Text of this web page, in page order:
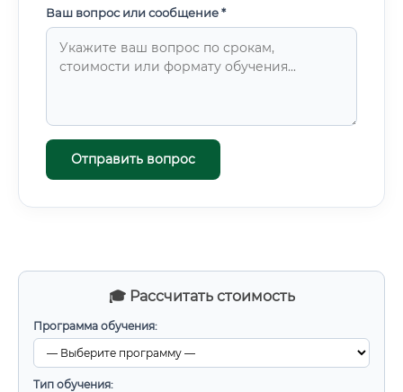
🎓 Рассчитать стоимость
Программа обучения:
Тип обучения:
Ваш вопрос или сообщение *
Отправить вопрос